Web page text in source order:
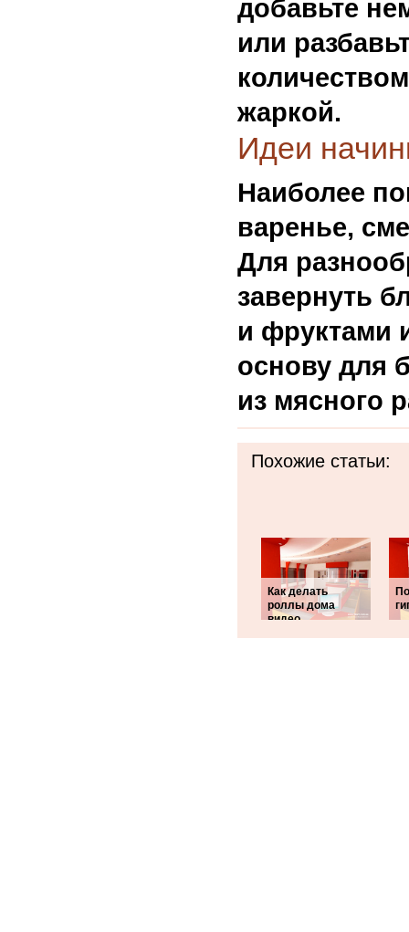
добавьте
или
жаркой.
Идеи
Наиболее
варенье,
Для
завернуть
и фруктами
основу для
из мясного
Похожие статьи:
Как делать
роллы дома
видео